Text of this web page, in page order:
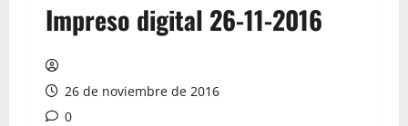
Impreso digital 26-11-2016
26 de noviembre de 2016
0